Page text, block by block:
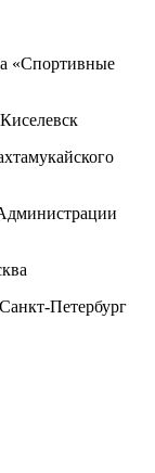
«Спортивные
Петербург